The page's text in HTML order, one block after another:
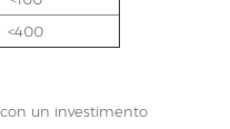
<400
un investimento